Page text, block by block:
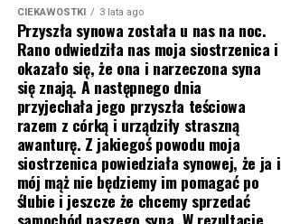
CIEKAWOSTKI 3 lata ago
Przyszła synowa została u nas na noc.
Rano odwiedziła nas moja siostrzenica i
okazało się, że ona i narzeczona syna
się znają. A następnego dnia
przyjechała jego przyszła teściowa
razem z córką i urządziły straszną
awanturę. Z jakiegoś powodu moja
siostrzenica powiedziała synowej, że ja i
mój mąż nie będziemy im pomagać po
ślubie i jeszcze że chcemy sprzedać